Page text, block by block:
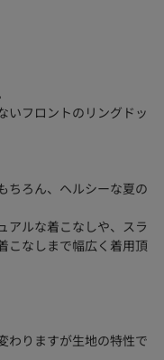
いフロントのリングドッ
ちろん、ヘルシーな夏の
アルな着こなしや、スラ
こなしまで幅広く着用頂
わりますが生地の特性で